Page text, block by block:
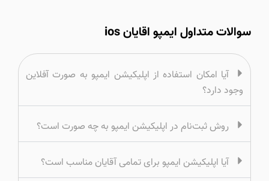
سوالات متداول ایمپو اقایان ios
آیا امکان استفاده از اپلیکیشن ایمپو به صورت آفلاین
وجود دارد؟
روش ثبت‌نام در اپلیکیشن ایمپو به چه صورت است؟
آیا اپلیکیشن ایمپو برای تمامی آقایان مناسب است؟